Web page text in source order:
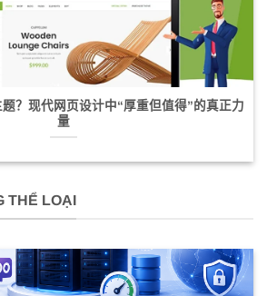
？现代网页设计中“厚重但值得”的真正力
量
THỂ LOẠI